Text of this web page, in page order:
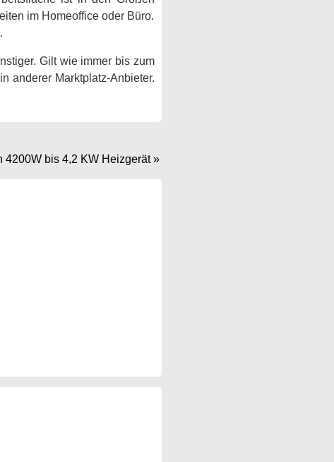
im Homeoffice oder Büro.
Gilt wie immer bis zum
anderer Marktplatz-Anbieter.
4200W bis 4,2 KW Heizgerät»